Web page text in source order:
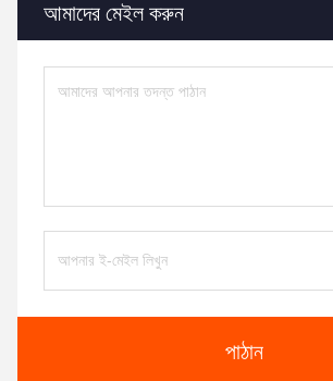
আমাদের মেইল ​​করুন
পাঠান